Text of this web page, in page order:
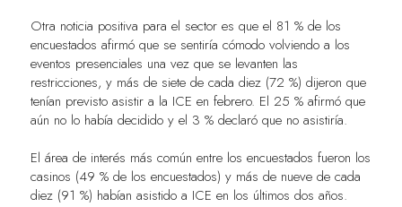
Otra noticia positiva para el sector es que el 81 % de los
encuestados afirmó que se sentiría cómodo volviendo a los
eventos presenciales una vez que se levanten las
restricciones, y más de siete de cada diez (72 %) dijeron que
tenían previsto asistir a la ICE en febrero. El 25 % afirmó que
aún no lo había decidido y el 3 % declaró que no asistiría.
El área de interés más común entre los encuestados fueron los
casinos (49 % de los encuestados) y más de nueve de cada
diez (91 %) habían asistido a ICE en los últimos dos años.